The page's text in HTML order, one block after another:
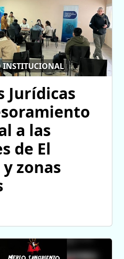
INSTITUCIONAL
Jurídicas
a las
de El
zonas